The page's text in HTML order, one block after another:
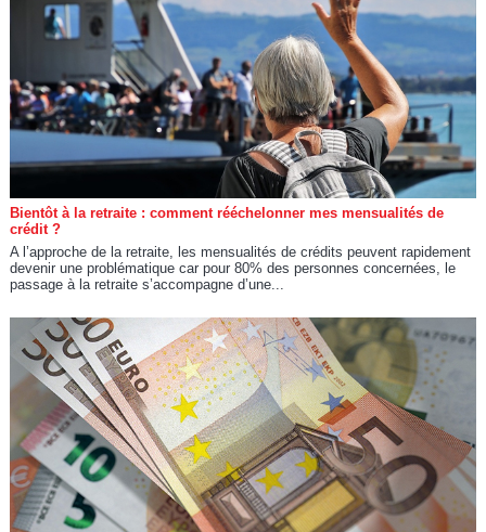
Bientôt à la retraite : comment rééchelonner mes mensualités de
crédit ?
A l’approche de la retraite, les mensualités de crédits peuvent rapidement
devenir une problématique car pour 80% des personnes concernées, le
passage à la retraite s’accompagne d’une...